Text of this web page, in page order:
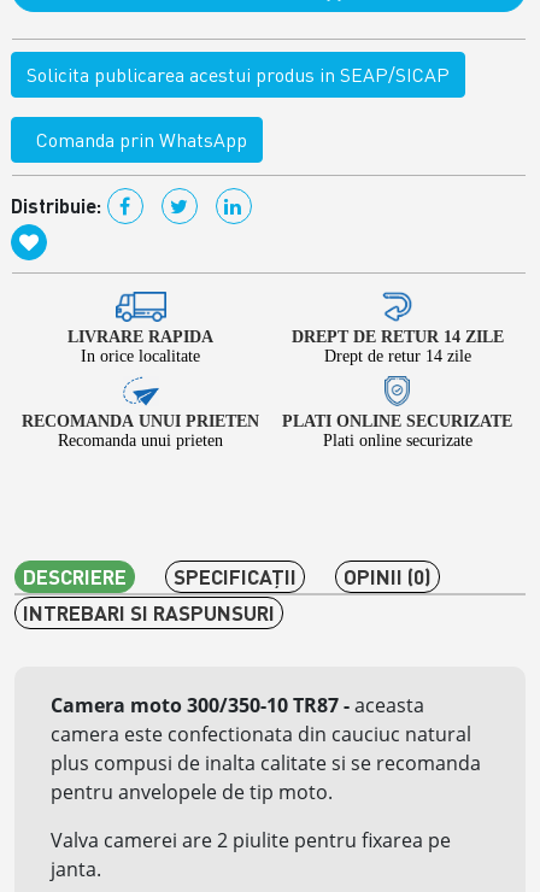
Solicita publicarea acestui produs in SEAP/SICAP
Comanda prin WhatsApp
Distribuie:
LIVRARE RAPIDA
In orice localitate
DREPT DE RETUR 14 ZILE
Drept de retur 14 zile
RECOMANDA UNUI PRIETEN
Recomanda unui prieten
PLATI ONLINE SECURIZATE
Plati online securizate
DESCRIERE SPECIFICAŢII
OPINII (0)
INTREBARI SI RASPUNSURI
Camera moto 300/350-10 TR87-aceasta
camera este confectionata din cauciuc natural
plus compusi de inalta calitate si se recomanda
pentru anvelopele de tip moto.
Valva camerei are 2 piulite pentru fixarea pe
janta.